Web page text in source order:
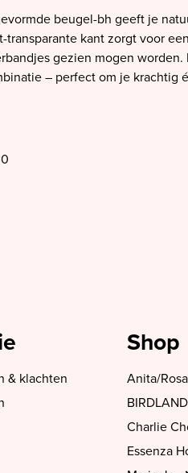
beugel-bh geeft je
kant zorgt voor
gezien mogen worden.
– perfect om je krachtig
& klachten
Shop
Anita/
Charlie
Essenza